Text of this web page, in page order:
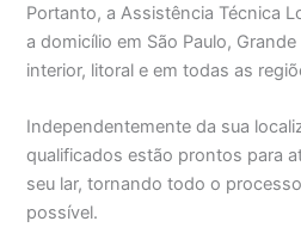
Portanto, a Assistência Técnica
a domicílio em São Paulo,
interior, litoral e em todas as
Independentemente da sua
qualificados estão prontos para
seu lar, tornando todo o
possível.